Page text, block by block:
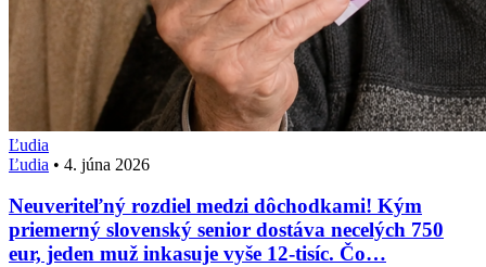
Ľudia
Ľudia • 4. júna 2026
Neuveriteľný rozdiel medzi dôchodkami! Kým
priemerný slovenský senior dostáva necelých 750
eur, jeden muž inkasuje vyše 12-tisíc. Čo…